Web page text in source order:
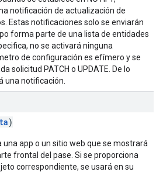
notificación de actualización de
Estas notificaciones solo se enviarán
forma parte de una lista de entidades
no se activará ninguna
de configuración es efímero y se
solicitud PATCH o UPDATE. De lo
una notificación.
)
una app o un sitio web que se mostrará
frontal del pase. Si se proporciona
correspondiente, se usará en su